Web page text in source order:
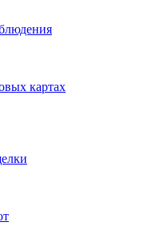
картах